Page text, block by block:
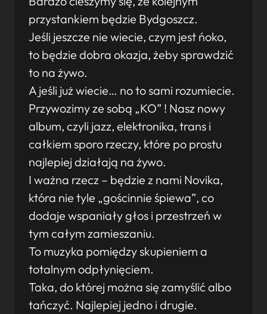
przystankiem będzie Bydgoszcz.
Jeśli jeszcze nie wiecie, czym jest ńoko,
to będzie dobra okazja, żeby sprawdzić
to na żywo.
A jeśli już wiecie… no to sami rozumiecie.
Przywozimy ze sobą „KO” ! Nasz nowy
album, czyli jazz, elektronika, trans i
całkiem sporo rzeczy, które po prostu
najlepiej działają na żywo.
I ważna rzecz – będzie z nami Novika,
która nie tyle „gościnnie śpiewa”, co
dodaje wspaniały głos i przestrzeń w
tym całym zamieszaniu.
To muzyka pomiędzy skupieniem a
totalnym odpłynięciem.
Taka, do której można się zamyślić albo
tańczyć. Najlepiej jedno i drugie.